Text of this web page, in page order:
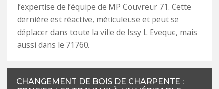
l’expertise de l’équipe de MP Couvreur 71. Cette
dernière est réactive, méticuleuse et peut se
déplacer dans toute la ville de Issy L Eveque, mais
aussi dans le 71760.
CHANGEMENT DE BOIS DE CHARPENTE :